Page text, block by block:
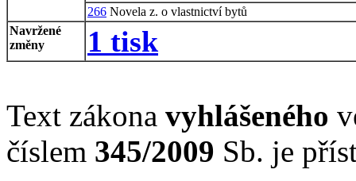
266 Novela z. o vlastnictví bytů
Navržené
změny
1 tisk
Text zákona vyhlášeného
číslem 345/2009 Sb. je